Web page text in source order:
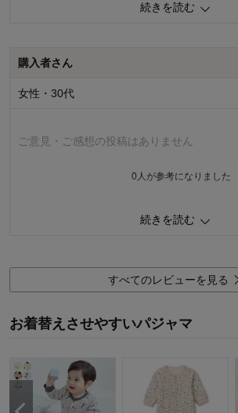
今、サイズはちょうどよいのですがやはり
ます。
品質
お子さまの性別： 男の子
続きを読む
購入者さん
女性・30代
ご意見・ご感想の投稿はありません
0 人が参考になりました
5.0
購入商品： ライトグレー×イ
お子さまの年齢： ～12ヶ月
お子さまの性別： 男の子
続きを読む
すべてのレビューを見る
お着替えさせやすいパジャマ